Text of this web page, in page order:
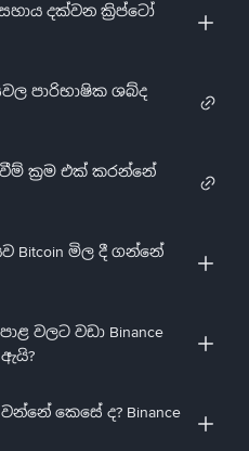
සහාය දක්වන ක්‍රිප්ටෝ
පාරිභාෂික ශබ්ද
ක්‍රම එක් කරන්නේ
Bitcoin මිල දී ගන්නේ
වලට වඩා Binance
කෙසේ ද? Binance